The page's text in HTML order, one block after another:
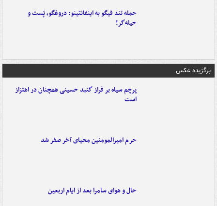
حمله تند فیگو به اینفانتینو: دروغگو، پَست‌ و
حیله‌گر!
برگزیده عکس
پرچم سیاه بر فراز گنبد حسینی همچنان در اهتزاز
است
حرم امیرالمومنین محیای آخر صفر شد
حال و هوای سامرا بعد از ایام اربعین